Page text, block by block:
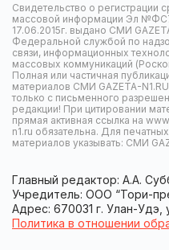
Свидетельство о регистрации
массовой информации Эл
17.06.2015г. выдано СМИ
Федеральной службой по
связи, информационных
массовых коммуникаций
Полная или частичная
материалов СМИ GAZETA-
только с письменного
редакции! При цитировании
прямая активная ссылка на
n1.ru обязательна. Для печатных
материалов указывать: СМИ
Главный редактор: А.А.
Учредитель: ООО “Тори-
Адрес: 670031 г. Улан-Удэ,
Политика в отношении